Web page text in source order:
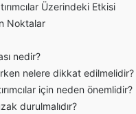
Üzerindeki Etkisi
Noktalar
nedir?
nelere dikkat edilmelidir?
için neden önemlidir?
durulmalıdır?